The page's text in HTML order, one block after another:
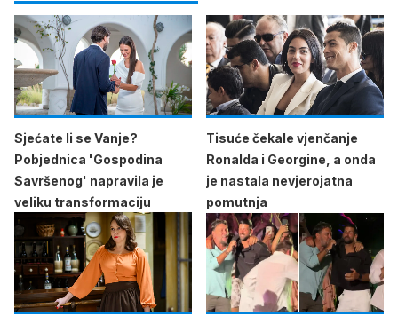
Sjećate li se Vanje?
Pobjednica 'Gospodina
Savršenog' napravila je
veliku transformaciju
Tisuće čekale vjenčanje
Ronalda i Georgine, a onda
je nastala nevjerojatna
pomutnja